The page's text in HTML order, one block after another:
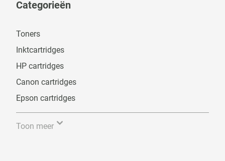
Categorieën
Toners
Inktcartridges
HP cartridges
Canon cartridges
Epson cartridges
Toon meer